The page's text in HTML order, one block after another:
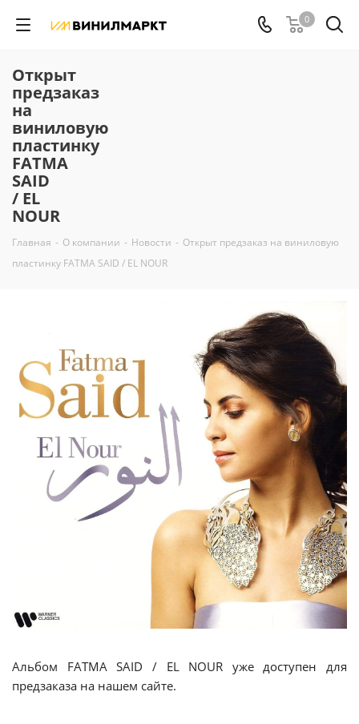
0
Открыт
предзаказ
на
виниловую
пластинку
FATMA
SAID
/ EL
NOUR
Главная - О компании - Новости - Открыт предзаказ на виниловую
пластинку FATMA SAID / EL NOUR
Альбом FATMA SAID / EL NOUR уже доступен для
предзаказа на нашем сайте.